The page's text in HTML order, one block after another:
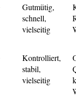
Gutmütig,
schnell,
vielseitig
Kontrolliert,
stabil,
vielseitig